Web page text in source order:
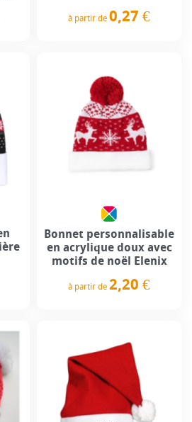
à partir de 0,27 €
Bonnet personnalisable
en acrylique doux avec
motifs de noël Elenix
à partir de 2,20 €